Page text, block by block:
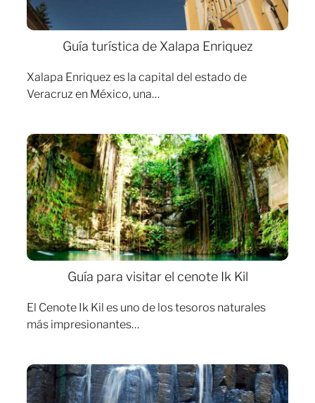
Guía turística de Xalapa Enriquez
Xalapa Enriquez es la capital del estado de
Veracruz en México, una…
Guía para visitar el cenote Ik Kil
El Cenote Ik Kil es uno de los tesoros naturales
más impresionantes…